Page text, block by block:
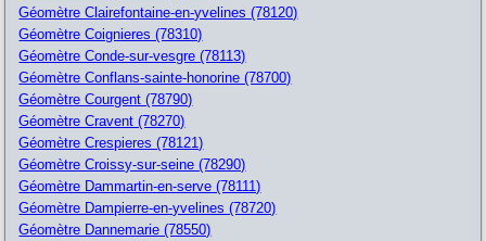
Géomètre Clairefontaine-en-yvelines (78120)
Géomètre Coignieres (78310)
Géomètre Conde-sur-vesgre (78113)
Géomètre Conflans-sainte-honorine (78700)
Géomètre Courgent (78790)
Géomètre Cravent (78270)
Géomètre Crespieres (78121)
Géomètre Croissy-sur-seine (78290)
Géomètre Dammartin-en-serve (78111)
Géomètre Dampierre-en-yvelines (78720)
Géomètre Dannemarie (78550)